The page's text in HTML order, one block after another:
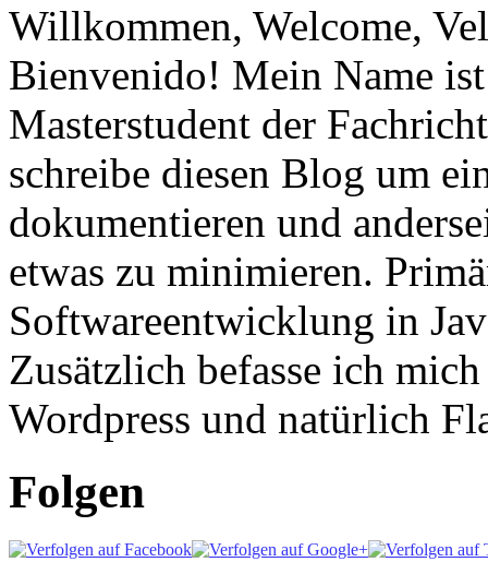
Willkommen, Welcome,
Bienvenido! Mein Name
Masterstudent der
schreibe diesen Blog um
dokumentieren und
etwas zu minimieren.
Softwareentwicklung in
Zusätzlich befasse ich
Wordpress und natürlich
Folgen